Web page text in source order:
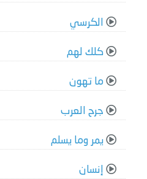
الكرسي
كلك لهم
ما تهون
جرح العرب
يمر وما يسلم
إنسان